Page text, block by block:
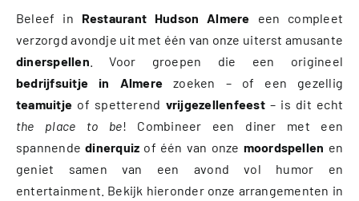
Beleef in Restaurant Hudson Almere een compleet
verzorgd avondje uit met één van onze uiterst amusante
dinerspellen . Voor groepen die een origineel
bedrijfsuitje in Almere zoeken – of een gezellig
teamuitje of spetterend vrijgezellenfeest– is dit echt
the place to be! Combineer een diner met een
spannendedinerquiz of één van onze moordspellen en
geniet samen van een avond vol humor en
entertainment. Bekijk hieronder onze arrangementen in